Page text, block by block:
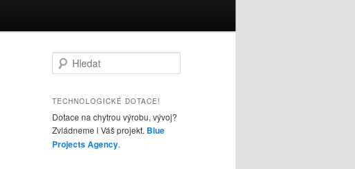
l
d
t
TECHNOLOGICKÉ DOTACE!
Dotace na chytrou výrobu, vývoj?
Zvládneme i Váš projekt. Blue
Projects Agency.